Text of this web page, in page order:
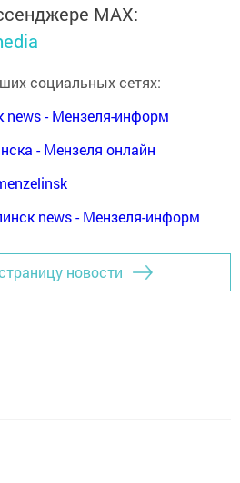
MАХ:
социальных сетях:
news - Мензеля-информ
- Мензеля онлайн
news - Мензеля-информ
новости